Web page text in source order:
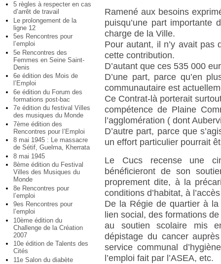
5 règles à respecter en cas
d’arrêt de travail
Le prolongement de la
ligne 12
5es Rencontres pour
l’emploi
5e Rencontres des
Femmes en Seine Saint-
Denis
6e édition des Mois de
l’Emploi
6e édition du Forum des
formations post-bac
7e édition du festival Villes
des musiques du Monde
7ème édition des
Rencontres pour l’Emploi
8 mai 1945 : Le massacre
de Sétif, Guelma, Kherrata
8 mai 1945
8ème édition du Festival
Villes des Musiques du
Monde
8e Rencontres pour
l’emploi
9es Rencontres pour
l’emploi
10ème édition du
Challenge de la Création
2007
10e édition de Talents des
Cités
11e Salon du diabète
Ramené aux besoins
puisqu’une part
charge de la Ville.
Pour autant, il n’y avait pas
cette contribution.
D’autant que ces 535 000
D’une part, parce qu’en
communautaire est
Ce Contrat-là porterait
compétence de Plaine
l’agglomération ( dont
D’autre part, parce que
un effort particulier pourrait
Le Cucs recense une
bénéficieront de son
proprement dite, à la
conditions d’habitat, à
De la Régie de quartier à
lien social, des formations
au soutien scolaire mis
dépistage du cancer
service communal
l’emploi fait par l’ASEA, etc.